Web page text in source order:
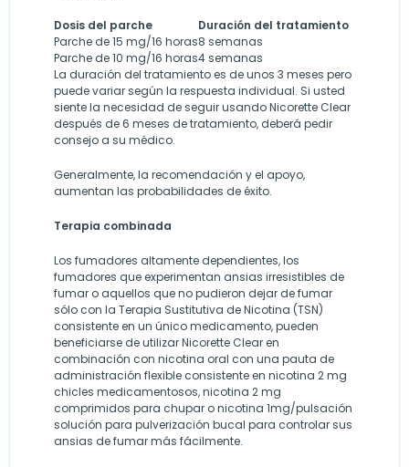
Dosis del parche
Duración del tratamiento
Parche de 15 mg/16 horas8 semanas
Parche de 10 mg/16 horas4 semanas
La duración del tratamiento es de unos 3 meses pero
puede variar según la respuesta individual. Si usted
siente la necesidad de seguir usando Nicorette Clear
después de 6 meses de tratamiento, deberá pedir
consejo a su médico.
Generalmente, la recomendación y el apoyo,
aumentan las probabilidades de éxito.
Terapia combinada
Los fumadores altamente dependientes, los
fumadores que experimentan ansias irresistibles de
fumar o aquellos que no pudieron dejar de fumar
sólo con la Terapia Sustitutiva de Nicotina (TSN)
consistente en un único medicamento, pueden
beneficiarse de utilizar Nicorette Clear en
combinación con nicotina oral con una pauta de
administración flexible consistente en nicotina 2 mg
chicles medicamentosos, nicotina 2 mg
comprimidos para chupar o nicotina 1mg/pulsación
solución para pulverización bucal para controlar sus
ansias de fumar más fácilmente.